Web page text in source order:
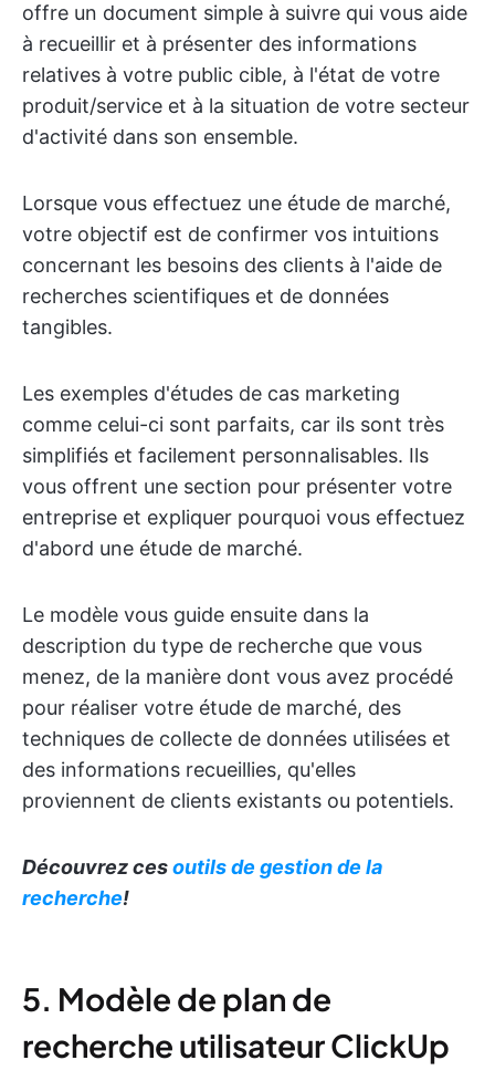
offre un document simple à suivre qui vous aide
à recueillir et à présenter des informations
relatives à votre public cible, à l'état de votre
produit/service et à la situation de votre secteur
d'activité dans son ensemble.
Lorsque vous effectuez une étude de marché,
votre objectif est de confirmer vos intuitions
concernant les besoins des clients à l'aide de
recherches scientifiques et de données
tangibles.
Les exemples d'études de cas marketing
comme celui-ci sont parfaits, car ils sont très
simplifiés et facilement personnalisables. Ils
vous offrent une section pour présenter votre
entreprise et expliquer pourquoi vous effectuez
d'abord une étude de marché.
Le modèle vous guide ensuite dans la
description du type de recherche que vous
menez, de la manière dont vous avez procédé
pour réaliser votre étude de marché, des
techniques de collecte de données utilisées et
des informations recueillies, qu'elles
proviennent de clients existants ou potentiels.
Découvrez cesoutils de gestion de la
recherche!
5. Modèle de plan de
recherche utilisateur ClickUp